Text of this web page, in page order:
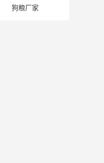
狗粮厂家